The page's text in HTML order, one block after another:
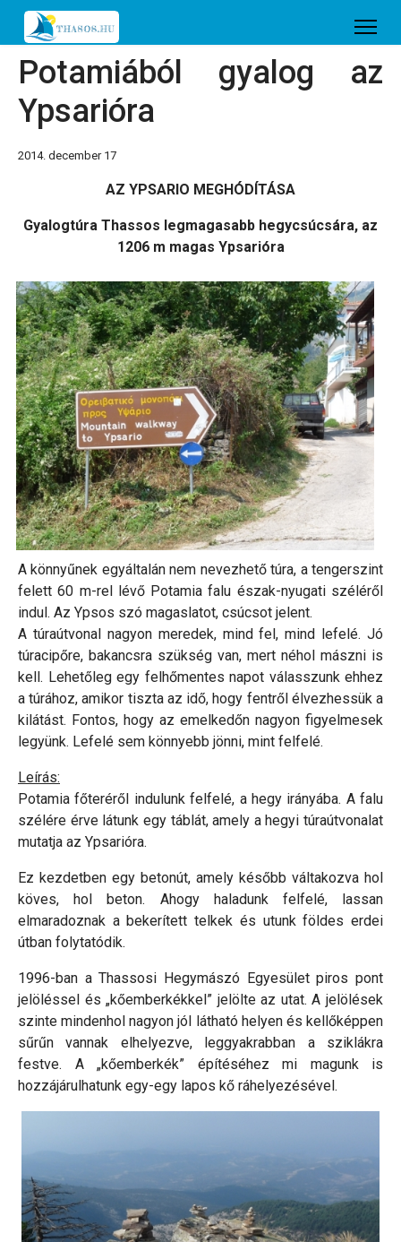
Potamiából gyalog az
Ypsarióra
2014. december 17
AZ YPSARIO MEGHÓDÍTÁSA
Gyalogtúra Thassos legmagasabb hegycsúcsára, az
1206 m magas Ypsarióra
A könnyűnek egyáltalán nem nevezhető túra, a tengerszint
felett 60 m-rel lévő Potamia falu észak-nyugati széléről
indul. Az Ypsos szó magaslatot, csúcsot jelent.
A túraútvonal nagyon meredek, mind fel, mind lefelé. Jó
túracipőre, bakancsra szükség van, mert néhol mászni is
kell. Lehetőleg egy felhőmentes napot válasszunk ehhez
a túrához, amikor tiszta az idő, hogy fentről élvezhessük a
kilátást. Fontos, hogy az emelkedőn nagyon figyelmesek
legyünk. Lefelé sem könnyebb jönni, mint felfelé.
Leírás:
Potamia főteréről indulunk felfelé, a hegy irányába. A falu
szélére érve látunk egy táblát, amely a hegyi túraútvonalat
mutatja az Ypsarióra.
Ez kezdetben egy betonút, amely később váltakozva hol
köves, hol beton. Ahogy haladunk felfelé, lassan
elmaradoznak a bekerített telkek és utunk földes erdei
útban folytatódik.
1996-ban a Thassosi Hegymászó Egyesület piros pont
jelöléssel és „kőemberkékkel” jelölte az utat. A jelölések
szinte mindenhol nagyon jól látható helyen és kellőképpen
sűrűn vannak elhelyezve, leggyakrabban a sziklákra
festve. A „kőemberkék” építéséhez mi magunk is
hozzájárulhatunk egy-egy lapos kő ráhelyezésével.